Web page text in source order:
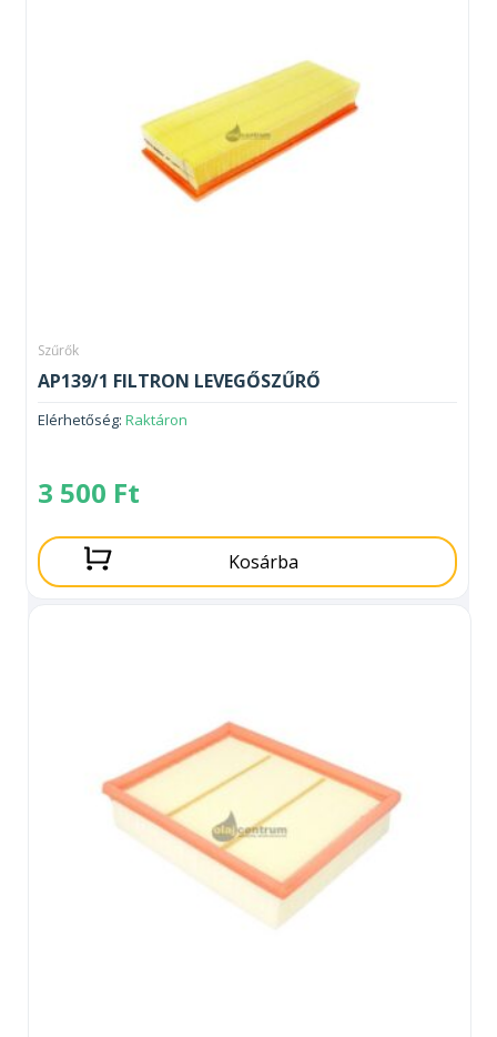
Szűrők
AP139/1 FILTRON LEVEGŐSZŰRŐ
Elérhetőség: Raktáron
3 500 Ft
Kosárba